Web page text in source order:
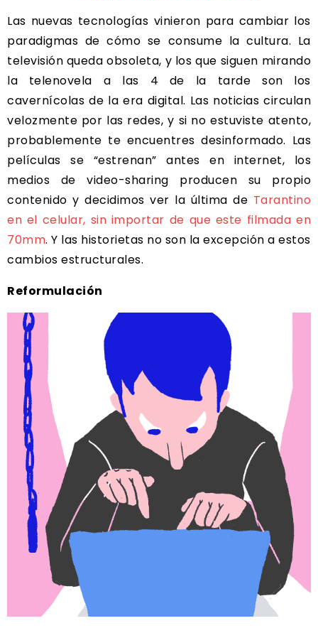
Las nuevas tecnologías vinieron para cambiar los
paradigmas de cómo se consume la cultura. La
televisión queda obsoleta, y los que siguen mirando
la telenovela a las 4 de la tarde son los
cavernícolas de la era digital. Las noticias circulan
velozmente por las redes, y si no estuviste atento,
probablemente te encuentres desinformado. Las
películas se “estrenan” antes en internet, los
medios de video-sharing producen su propio
contenido y decidimos ver la última de Tarantino
en el celular, sin importar de que este filmada en
70mm. Y las historietas no son la excepción a estos
cambios estructurales.
Reformulación